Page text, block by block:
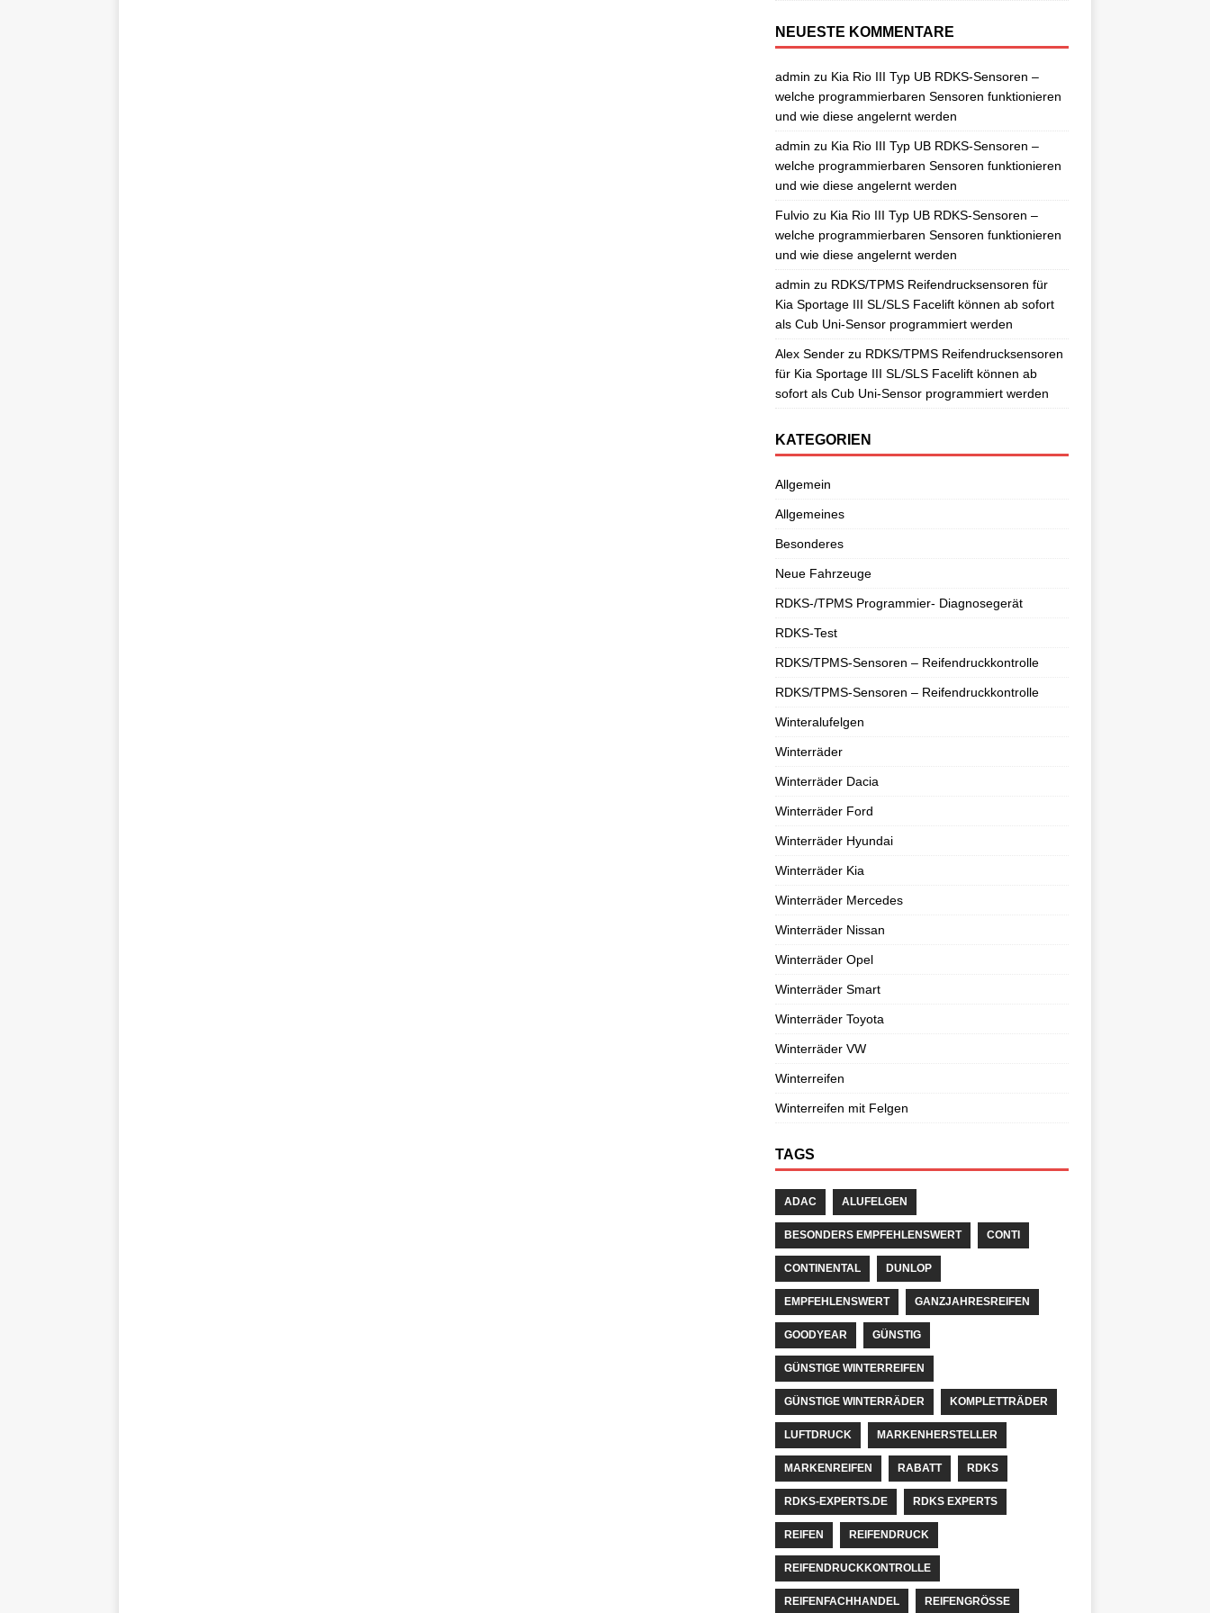
NEUESTE KOMMENTARE
admin zu Kia Rio III Typ UB RDKS-Sensoren –
welche programmierbaren Sensoren funktionieren
und wie diese angelernt werden
admin zu Kia Rio III Typ UB RDKS-Sensoren –
welche programmierbaren Sensoren funktionieren
und wie diese angelernt werden
Fulviozu Kia Rio III Typ UB RDKS-Sensoren –
welche programmierbaren Sensoren funktionieren
und wie diese angelernt werden
admin zu RDKS/TPMS Reifendrucksensoren für
Kia Sportage III SL/SLS Facelift können ab sofort
als Cub Uni-Sensor programmiert werden
Alex Senderzu RDKS/TPMS Reifendrucksensoren
für Kia Sportage III SL/SLS Facelift können ab
sofort als Cub Uni-Sensor programmiert werden
KATEGORIEN
Allgemein
Allgemeines
Besonderes
Neue Fahrzeuge
RDKS-/TPMS Programmier- Diagnosegerät
RDKS-Test
RDKS/TPMS-Sensoren – Reifendruckkontrolle
RDKS/TPMS-Sensoren – Reifendruckkontrolle
Winteralufelgen
Winterräder
Winterräder Dacia
Winterräder Ford
Winterräder Hyundai
Winterräder Kia
Winterräder Mercedes
Winterräder Nissan
Winterräder Opel
Winterräder Smart
Winterräder Toyota
Winterräder VW
Winterreifen
Winterreifen mit Felgen
TAGS
ADAC ALUFELGEN
BESONDERS EMPFEHLENSWERT CONTI
CONTINENTAL DUNLOP
EMPFEHLENSWERT GANZJAHRESREIFEN
GOODYEAR GÜNSTIG
GÜNSTIGE WINTERREIFEN
GÜNSTIGE WINTERRÄDER KOMPLETTRÄDER
LUFTDRUCK MARKENHERSTELLER
MARKENREIFEN RABATT RDKS
RDKS-EXPERTS.DE RDKS EXPERTS
REIFEN REIFENDRUCK
REIFENDRUCKKONTROLLE
REIFENFACHHANDEL REIFENGRÖSSE